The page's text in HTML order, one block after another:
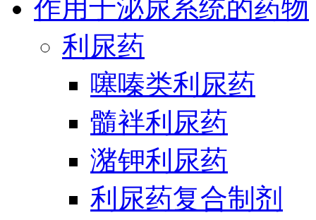
作用于泌尿系统的药物
利尿药
噻嗪类利尿药
髓袢利尿药
潴钾利尿药
利尿药复合制剂